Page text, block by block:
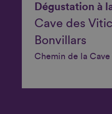
Dégustation à
Cave des
Bonvillars
Chemin de la Cave